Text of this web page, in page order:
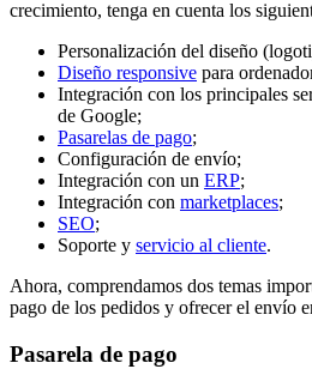
crecimiento, tenga en cuenta los
Personalización del diseño
Diseño responsive para
Integración con los principales
de Google;
Pasarelas de pago;
Configuración de envío;
Integración con un ERP;
Integración con marketplaces;
SEO;
Soporte y servicio al cliente.
Ahora, comprendamos dos temas
pago de los pedidos y ofrecer el envío
Pasarela de pago